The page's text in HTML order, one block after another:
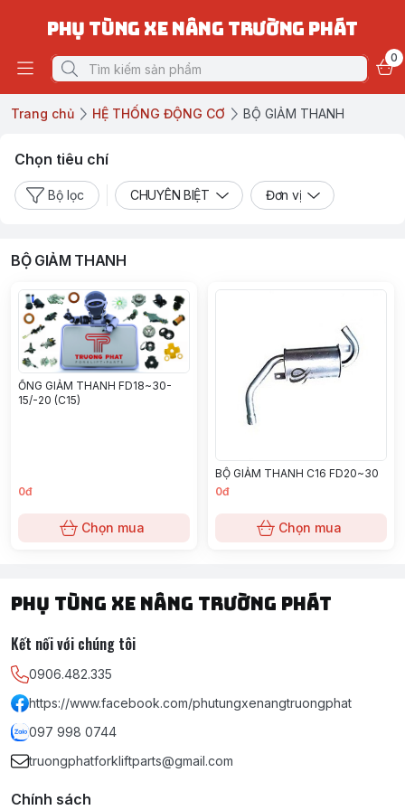
PHỤ TÙNG XE NÂNG TRƯỜNG PHÁT
0
Trang chủ HỆ THỐNG ĐỘNG CƠ BỘ GIẢM THANH
Chọn tiêu chí
Bộ lọc CHUYÊN BIỆT Đơn vị
BỘ GIẢM THANH
ỐNG GIẢM THANH FD18~30-
15/-20 (C15)
0đ
Chọn mua
BỘ GIẢM THANH C16 FD20~30
0đ
Chọn mua
PHỤ TÙNG XE NÂNG TRƯỜNG PHÁT
Kết nối với chúng tôi
0906.482.335
https://www.facebook.com/phutungxenangtruongphat
097 998 0744
truongphatforkliftparts@gmail.com
Chính sách